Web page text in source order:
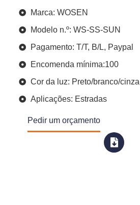
Marca: WOSEN
Modelo n.º: WS-SS-SUN
Pagamento: T/T, B/L, Paypal
Encomenda mínima:100
Cor da luz: Preto/branco/cinza
Aplicações: Estradas
Pedir um orçamento